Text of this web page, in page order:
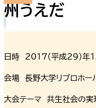
州うえだ
日時 2017（平成29）年12
会場 長野大学リブロホー
大会テーマ 共生社会の実